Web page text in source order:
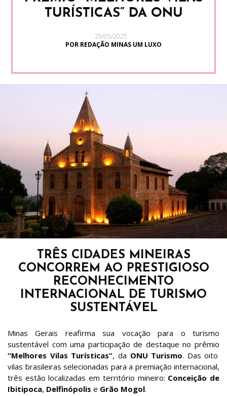
TURÍSTICAS” DA ONU
29/05/2025
POR REDAÇÃO MINAS UM LUXO
TRÊS CIDADES MINEIRAS
CONCORREM AO PRESTIGIOSO
RECONHECIMENTO
INTERNACIONAL DE TURISMO
SUSTENTÁVEL
Minas Gerais reafirma sua vocação para o turismo
sustentável com uma participação de destaque no prêmio
“Melhores Vilas Turísticas”, da ONU Turismo. Das oito
vilas brasileiras selecionadas para a premiação internacional,
três estão localizadas em território mineiro: Conceição de
Ibitipoca, Delfinópolis e Grão Mogol.